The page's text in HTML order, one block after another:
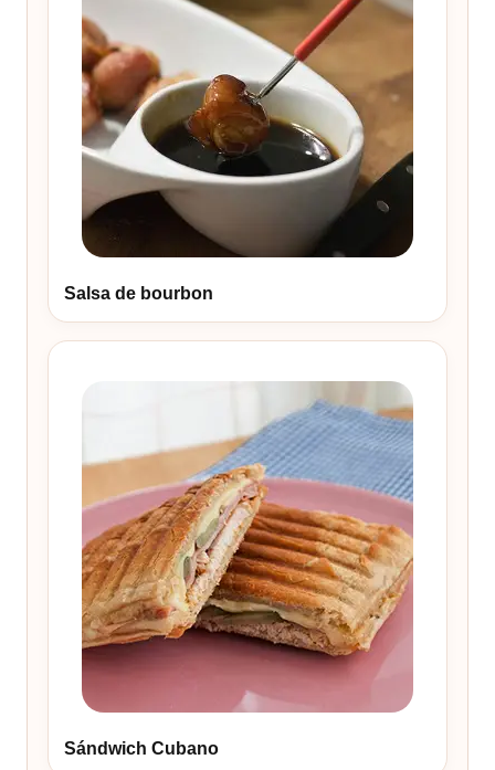
Salsa de bourbon
Sándwich Cubano